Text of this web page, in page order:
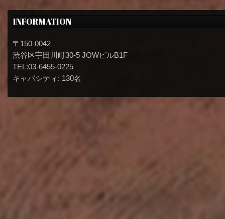
INFORMATION
〒150-0042
渋谷区宇田川町30-5 JOWビルB1F
TEL:03-6455-0225
キャパシティ: 130名